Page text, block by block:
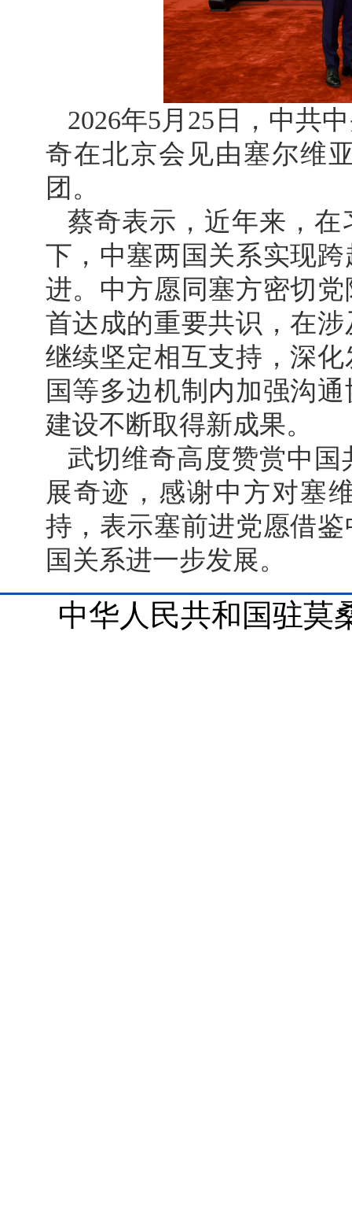
2026年5月25日，中共
奇在北京会见由塞尔维
团。
蔡奇表示，近年来，
下，中塞两国关系实现
进。中方愿同塞方密切
首达成的重要共识，在
继续坚定相互支持，深
国等多边机制内加强沟
建设不断取得新成果。
武切维奇高度赞赏中
展奇迹，感谢中方对塞
持，表示塞前进党愿借
国关系进一步发展。
中华人民共和国驻莫